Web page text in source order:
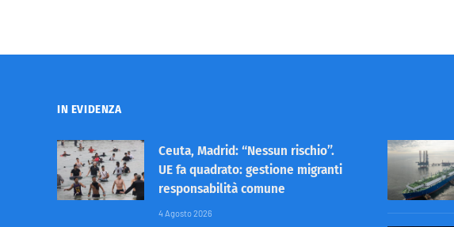
IN EVIDENZA
Ceuta, Madrid: “Nessun rischio”.
UE fa quadrato: gestione migranti
responsabilità comune
4 Agosto 2026